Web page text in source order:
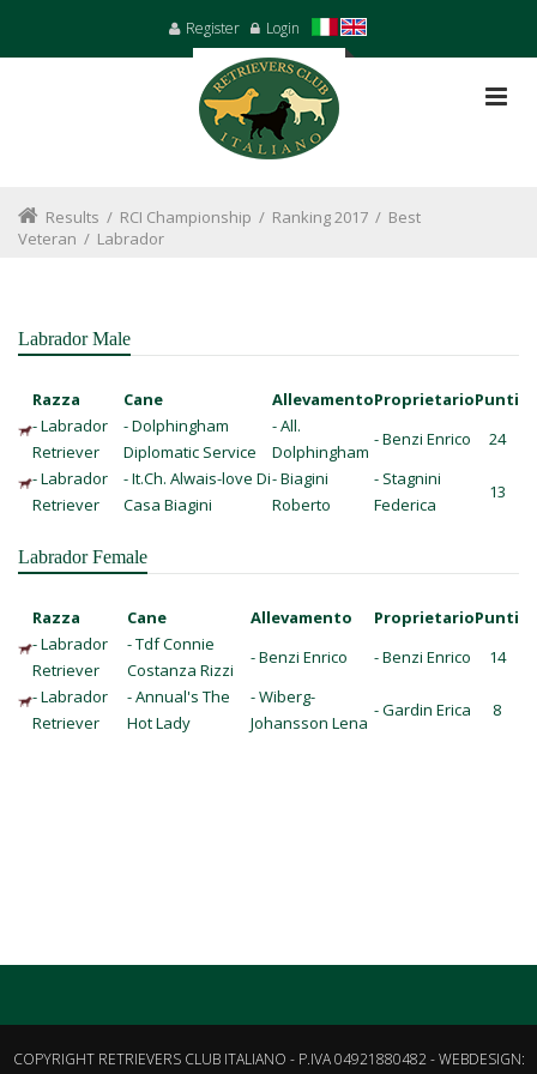
Register Login
Results / RCI Championship / Ranking 2017 / Best
Veteran / Labrador
Labrador Male
Razza Cane AllevamentoProprietarioPunti
- Labrador
Retriever
- Dolphingham
Diplomatic Service
- All.
Dolphingham
- Benzi Enrico
24
- Labrador
Retriever
- It.Ch. Alwais-love Di
Casa Biagini
- Biagini
Roberto
- Stagnini
Federica
13
Labrador Female
Razza Cane Allevamento ProprietarioPunti
- Labrador
Retriever
- Tdf Connie
Costanza Rizzi
- Benzi Enrico - Benzi Enrico
14
- Labrador
Retriever
- Annual's The
Hot Lady
- Wiberg-
Johansson Lena
- Gardin Erica 8
COPYRIGHT RETRIEVERS CLUB ITALIANO - P.IVA 04921880482 - WEBDESIGN: